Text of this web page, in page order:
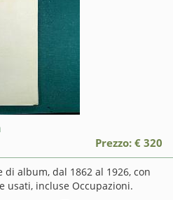
Prezzo: € 320
di album, dal 1862 al 1926, con
incluse Occupazioni.